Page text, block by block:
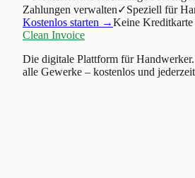
Zahlungen verwalten✓Speziell für
Kostenlos starten →Keine
Clean Invoice
Die digitale Plattform für
alle Gewerke – kostenlos und